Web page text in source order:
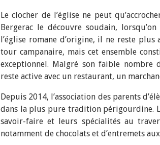
Le clocher de l’église ne peut
Bergerac le découvre soudain,
l’église romane d’origine, il ne reste
tour campanaire, mais cet ensemble
exceptionnel. Malgré son faible nombre
reste active avec un restaurant, un
Depuis 2014, l’association des parents
dans la plus pure tradition périgourdine.
savoir-faire et leurs spécialités au
notamment de chocolats et d’entremets